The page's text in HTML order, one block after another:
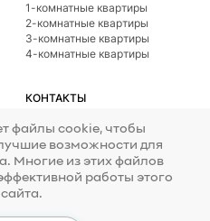
1-комнатные квартиры
2-комнатные квартиры
3-комнатные квартиры
4-комнатные квартиры
КОНТАКТЫ
Телефон 078 277 717
ул. Тигина, 24
E-mail
office@mirax.md
файлы cookie, чтобы
возможности для
Многие из этих файлов
работы этого